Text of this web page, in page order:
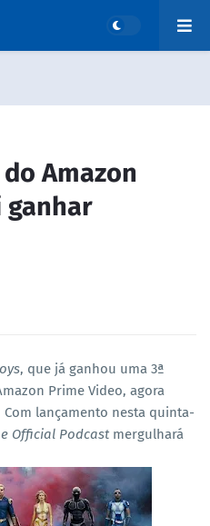
Amazon
ganhar
, que já ganhou uma 3ª
Prime Video, agora
lançamento nesta quinta-
Official Podcast mergulhará